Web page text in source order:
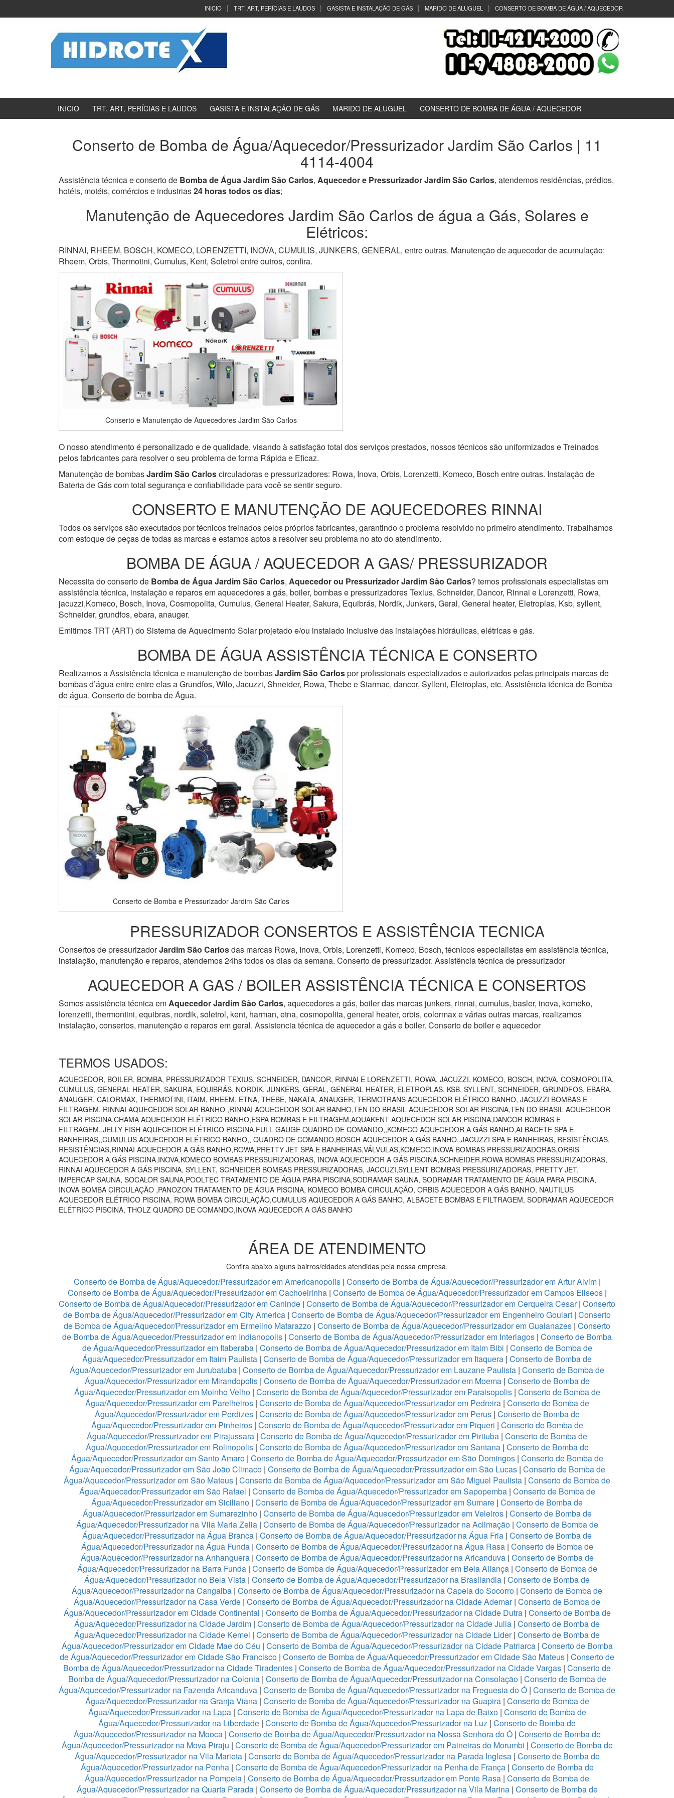
INICIO TRT, ART, PERÍCIAS E LAUDOS GASISTA E INSTALAÇÃO DE GÁS MARIDO DE ALUGUEL CONSERTO DE BOMBA DE ÁGUA / AQUECEDOR
INICIO TRT, ART, PERÍCIAS E LAUDOS GASISTA E INSTALAÇÃO DE GÁS MARIDO DE ALUGUEL CONSERTO DE BOMBA DE ÁGUA / AQUECEDOR
Conserto de Bomba de Água/Aquecedor/Pressurizador Jardim São Carlos | 11
4114-4004
Assistência técnica e conserto de Bomba de Água Jardim São Carlos, Aquecedor e Pressurizador Jardim São Carlos, atendemos residências, prédios,
hotéis, motéis, comércios e industrias24 horas todos os dias;
Manutenção de Aquecedores Jardim São Carlos de água a Gás, Solares e
Elétricos:
RINNAI, RHEEM, BOSCH, KOMECO, LORENZETTI, INOVA, CUMULIS, JUNKERS, GENERAL, entre outras. Manutenção de aquecedor de acumulação:
Rheem, Orbis, Thermotini, Cumulus, Kent, Soletrol entre outros, confira.
Conserto e Manutenção de Aquecedores Jardim São Carlos
O nosso atendimento é personalizado e de qualidade, visando à satisfação total dos serviços prestados, nossos técnicos são uniformizados e Treinados
pelos fabricantes para resolver o seu problema de forma Rápida e Eficaz.
Manutenção de bombasJardim São Carloscirculadoras e pressurizadores: Rowa, Inova, Orbis, Lorenzetti, Komeco, Bosch entre outras. Instalação de
Bateria de Gás com total segurança e confiabilidade para você se sentir seguro.
CONSERTO E MANUTENÇÃO DE AQUECEDORES RINNAI
Todos os serviços são executados por técnicos treinados pelos próprios fabricantes, garantindo o problema resolvido no primeiro atendimento. Trabalhamos
com estoque de peças de todas as marcas e estamos aptos a resolver seu problema no ato do atendimento.
BOMBA DE ÁGUA / AQUECEDOR A GAS/ PRESSURIZADOR
Necessita do conserto de Bomba de ÁguaJardim São Carlos, Aquecedor ou PressurizadorJardim São Carlos? temos profissionais especialistas em
assistência técnica, instalação e reparos em aquecedores a gás, boiler, bombas e pressurizadores Texius, Schneider, Dancor, Rinnai e Lorenzetti, Rowa,
jacuzzi,Komeco, Bosch, Inova, Cosmopolita, Cumulus, General Heater, Sakura, Equibrás, Nordik, Junkers, Geral, General heater, Eletroplas, Ksb, syllent,
Schneider, grundfos, ebara, anauger.
Emitimos TRT (ART) do Sistema de Aquecimento Solar projetado e/ou instalado inclusive das instalações hidráulicas, elétricas e gás.
BOMBA DE ÁGUA ASSISTÊNCIA TÉCNICA E CONSERTO
Realizamos a Assistência técnica e manutenção de bombasJardim São Carlospor profissionais especializados e autorizados pelas principais marcas de
bombas d’água entre entre elas a Grundfos, Wilo, Jacuzzi, Shneider, Rowa, Thebe e Starmac, dancor, Syllent, Eletroplas, etc. Assistência técnica de Bomba
de água. Conserto de bomba de Água.
Conserto de Bomba e Pressurizador Jardim São Carlos
PRESSURIZADOR CONSERTOS E ASSISTÊNCIA TECNICA
Consertos de pressurizadorJardim São Carlosdas marcas Rowa, Inova, Orbis, Lorenzetti, Komeco, Bosch, técnicos especialistas em assistência técnica,
instalação, manutenção e reparos, atendemos 24hs todos os dias da semana. Conserto de pressurizador. Assistência técnica de pressurizador
AQUECEDOR A GAS / BOILER ASSISTÊNCIA TÉCNICA E CONSERTOS
Somos assistência técnica emAquecedorJardim São Carlos, aquecedores a gás, boiler das marcas junkers, rinnai, cumulus, basler, inova, komeko,
lorenzetti, thermontini, equibras, nordik, soletrol, kent, harman, etna, cosmopolita, general heater, orbis, colormax e várias outras marcas, realizamos
instalação, consertos, manutenção e reparos em geral. Assistencia técnica de aquecedor a gás e boiler. Conserto de boiler e aquecedor
TERMOS USADOS:
AQUECEDOR, BOILER, BOMBA, PRESSURIZADOR TEXIUS, SCHNEIDER, DANCOR, RINNAI E LORENZETTI, ROWA, JACUZZI, KOMECO, BOSCH, INOVA, COSMOPOLITA,
CUMULUS, GENERAL HEATER, SAKURA, EQUIBRÁS, NORDIK, JUNKERS, GERAL, GENERAL HEATER, ELETROPLAS, KSB, SYLLENT, SCHNEIDER, GRUNDFOS, EBARA,
ANAUGER, CALORMAX, THERMOTINI, ITAIM, RHEEM, ETNA, THEBE, NAKATA, ANAUGER, TERMOTRANS AQUECEDOR ELÉTRICO BANHO, JACUZZI BOMBAS E
FILTRAGEM, RINNAI AQUECEDOR SOLAR BANHO ,RINNAI AQUECEDOR SOLAR BANHO,TEN DO BRASIL AQUECEDOR SOLAR PISCINA,TEN DO BRASIL AQUECEDOR
SOLAR PISCINA,CHAMA AQUECEDOR ELÉTRICO BANHO,ESPA BOMBAS E FILTRAGEM,AQUAKENT AQUECEDOR SOLAR PISCINA,DANCOR BOMBAS E
FILTRAGEM,,JELLY FISH AQUECEDOR ELÉTRICO PISCINA,FULL GAUGE QUADRO DE COMANDO,,KOMECO AQUECEDOR A GÁS BANHO,ALBACETE SPA E
BANHEIRAS,,CUMULUS AQUECEDOR ELÉTRICO BANHO,, QUADRO DE COMANDO,BOSCH AQUECEDOR A GÁS BANHO,,JACUZZI SPA E BANHEIRAS, RESISTÊNCIAS,
RESISTÊNCIAS,RINNAI AQUECEDOR A GÁS BANHO,ROWA,PRETTY JET SPA E BANHEIRAS,VÁLVULAS,KOMECO,INOVA BOMBAS PRESSURIZADORAS,ORBIS
AQUECEDOR A GÁS PISCINA,INOVA,KOMECO BOMBAS PRESSURIZADORAS, INOVA AQUECEDOR A GÁS PISCINA,SCHNEIDER,ROWA BOMBAS PRESSURIZADORAS,
RINNAI AQUECEDOR A GÁS PISCINA, SYLLENT, SCHNEIDER BOMBAS PRESSURIZADORAS, JACCUZI,SYLLENT BOMBAS PRESSURIZADORAS, PRETTY JET,
IMPERCAP SAUNA, SOCALOR SAUNA,POOLTEC TRATAMENTO DE ÁGUA PARA PISCINA,SODRAMAR SAUNA, SODRAMAR TRATAMENTO DE ÁGUA PARA PISCINA,
INOVA BOMBA CIRCULAÇÃO ,PANOZON TRATAMENTO DE ÁGUA PISCINA, KOMECO BOMBA CIRCULAÇÃO, ORBIS AQUECEDOR A GÁS BANHO, NAUTILUS
AQUECEDOR ELÉTRICO PISCINA, ROWA BOMBA CIRCULAÇÃO,CUMULUS AQUECEDOR A GÁS BANHO, ALBACETE BOMBAS E FILTRAGEM, SODRAMAR AQUECEDOR
ELÉTRICO PISCINA, THOLZ QUADRO DE COMANDO,INOVA AQUECEDOR A GÁS BANHO
ÁREA DE ATENDIMENTO
Confira abaixo alguns bairros/cidades atendidas pela nossa empresa.
Conserto de Bomba de Água/Aquecedor/Pressurizador em Americanopolis | Conserto de Bomba de Água/Aquecedor/Pressurizador em Artur Alvim |
Conserto de Bomba de Água/Aquecedor/Pressurizador em Cachoeirinha| Conserto de Bomba de Água/Aquecedor/Pressurizador em Campos Eliseos |
Conserto de Bomba de Água/Aquecedor/Pressurizador em Caninde | Conserto de Bomba de Água/Aquecedor/Pressurizador em Cerqueira Cesar| Conserto
de Bomba de Água/Aquecedor/Pressurizador em City America | Conserto de Bomba de Água/Aquecedor/Pressurizador em Engenheiro Goulart | Conserto
de Bomba de Água/Aquecedor/Pressurizador em Ermelino Matarazzo | Conserto de Bomba de Água/Aquecedor/Pressurizador em Guaianazes | Conserto
de Bomba de Água/Aquecedor/Pressurizador em Indianopolis | Conserto de Bomba de Água/Aquecedor/Pressurizador em Interlagos | Conserto de Bomba
de Água/Aquecedor/Pressurizador em Itaberaba| Conserto de Bomba de Água/Aquecedor/Pressurizador em Itaim Bibi | Conserto de Bomba de
Água/Aquecedor/Pressurizador em Itaim Paulista | Conserto de Bomba de Água/Aquecedor/Pressurizador em Itaquera | Conserto de Bomba de
Água/Aquecedor/Pressurizador em Jurubatuba | Conserto de Bomba de Água/Aquecedor/Pressurizador em Lauzane Paulista | Conserto de Bomba de
Água/Aquecedor/Pressurizador em Mirandopolis| Conserto de Bomba de Água/Aquecedor/Pressurizador em Moema| Conserto de Bomba de
Água/Aquecedor/Pressurizador em Moinho Velho | Conserto de Bomba de Água/Aquecedor/Pressurizador em Paraisopolis| Conserto de Bomba de
Água/Aquecedor/Pressurizador em Parelheiros| Conserto de Bomba de Água/Aquecedor/Pressurizador em Pedreira| Conserto de Bomba de
Água/Aquecedor/Pressurizador em Perdizes| Conserto de Bomba de Água/Aquecedor/Pressurizador em Perus| Conserto de Bomba de
Água/Aquecedor/Pressurizador em Pinheiros| Conserto de Bomba de Água/Aquecedor/Pressurizador em Piqueri | Conserto de Bomba de
Água/Aquecedor/Pressurizador em Pirajussara | Conserto de Bomba de Água/Aquecedor/Pressurizador em Pirituba | Conserto de Bomba de
Água/Aquecedor/Pressurizador em Rolinopolis| Conserto de Bomba de Água/Aquecedor/Pressurizador em Santana| Conserto de Bomba de
Água/Aquecedor/Pressurizador em Santo Amaro| Conserto de Bomba de Água/Aquecedor/Pressurizador em São Domingos| Conserto de Bomba de
Água/Aquecedor/Pressurizador em São João Climaco| Conserto de Bomba de Água/Aquecedor/Pressurizador em São Lucas| Conserto de Bomba de
Água/Aquecedor/Pressurizador em São Mateus | Conserto de Bomba de Água/Aquecedor/Pressurizador em São Miguel Paulista | Conserto de Bomba de
Água/Aquecedor/Pressurizador em São Rafael | Conserto de Bomba de Água/Aquecedor/Pressurizador em Sapopemba | Conserto de Bomba de
Água/Aquecedor/Pressurizador em Siciliano | Conserto de Bomba de Água/Aquecedor/Pressurizador em Sumare | Conserto de Bomba de
Água/Aquecedor/Pressurizador em Sumarezinho| Conserto de Bomba de Água/Aquecedor/Pressurizador em Veleiros| Conserto de Bomba de
Água/Aquecedor/Pressurizador na Vila Maria Zelia| Conserto de Bomba de Água/Aquecedor/Pressurizador na Aclimação| Conserto de Bomba de
Água/Aquecedor/Pressurizador na Água Branca | Conserto de Bomba de Água/Aquecedor/Pressurizador na Água Fria | Conserto de Bomba de
Água/Aquecedor/Pressurizador na Água Funda| Conserto de Bomba de Água/Aquecedor/Pressurizador na Água Rasa | Conserto de Bomba de
Água/Aquecedor/Pressurizador na Anhanguera| Conserto de Bomba de Água/Aquecedor/Pressurizador na Aricanduva| Conserto de Bomba de
Água/Aquecedor/Pressurizador na Barra Funda | Conserto de Bomba de Água/Aquecedor/Pressurizador em Bela Aliança | Conserto de Bomba de
Água/Aquecedor/Pressurizador no Bela Vista | Conserto de Bomba de Água/Aquecedor/Pressurizador na Brasilandia | Conserto de Bomba de
Água/Aquecedor/Pressurizador na Cangaiba | Conserto de Bomba de Água/Aquecedor/Pressurizador na Capela do Socorro | Conserto de Bomba de
Água/Aquecedor/Pressurizador na Casa Verde | Conserto de Bomba de Água/Aquecedor/Pressurizador na Cidade Ademar| Conserto de Bomba de
Água/Aquecedor/Pressurizador em Cidade Continental | Conserto de Bomba de Água/Aquecedor/Pressurizador na Cidade Dutra | Conserto de Bomba de
Água/Aquecedor/Pressurizador na Cidade Jardim | Conserto de Bomba de Água/Aquecedor/Pressurizador na Cidade Julia | Conserto de Bomba de
Água/Aquecedor/Pressurizador na Cidade Kemel | Conserto de Bomba de Água/Aquecedor/Pressurizador na Cidade Lider| Conserto de Bomba de
Água/Aquecedor/Pressurizador em Cidade Mae do Céu | Conserto de Bomba de Água/Aquecedor/Pressurizador na Cidade Patriarca| Conserto de Bomba
de Água/Aquecedor/Pressurizador em Cidade São Francisco | Conserto de Bomba de Água/Aquecedor/Pressurizador em Cidade São Mateus | Conserto de
Bomba de Água/Aquecedor/Pressurizador na Cidade Tiradentes | Conserto de Bomba de Água/Aquecedor/Pressurizador na Cidade Vargas | Conserto de
Bomba de Água/Aquecedor/Pressurizador na Colonia| Conserto de Bomba de Água/Aquecedor/Pressurizador na Consolação | Conserto de Bomba de
Água/Aquecedor/Pressurizador na Fazenda Aricanduva | Conserto de Bomba de Água/Aquecedor/Pressurizador na Freguesia do Ó | Conserto de Bomba de
Água/Aquecedor/Pressurizador na Granja Viana| Conserto de Bomba de Água/Aquecedor/Pressurizador na Guapira| Conserto de Bomba de
Água/Aquecedor/Pressurizador na Lapa| Conserto de Bomba de Água/Aquecedor/Pressurizador na Lapa de Baixo | Conserto de Bomba de
Água/Aquecedor/Pressurizador na Liberdade | Conserto de Bomba de Água/Aquecedor/Pressurizador na Luz | Conserto de Bomba de
Água/Aquecedor/Pressurizador na Mooca| Conserto de Bomba de Água/Aquecedor/Pressurizador na Nossa Senhora do Ó| Conserto de Bomba de
Água/Aquecedor/Pressurizador na Mova Piraju | Conserto de Bomba de Água/Aquecedor/Pressurizador em Paineiras do Morumbi | Conserto de Bomba de
Água/Aquecedor/Pressurizador na Vila Marieta| Conserto de Bomba de Água/Aquecedor/Pressurizador na Parada Inglesa | Conserto de Bomba de
Água/Aquecedor/Pressurizador na Penha| Conserto de Bomba de Água/Aquecedor/Pressurizador na Penha de França | Conserto de Bomba de
Água/Aquecedor/Pressurizador na Pompeia | Conserto de Bomba de Água/Aquecedor/Pressurizador em Ponte Rasa | Conserto de Bomba de
Água/Aquecedor/Pressurizador na Quarta Parada| Conserto de Bomba de Água/Aquecedor/Pressurizador na Vila Marina| Conserto de Bomba de